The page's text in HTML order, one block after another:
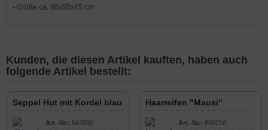
- Größe ca. 80x55x45 cm
Kunden, die diesen Artikel kauften, haben auch
folgende Artikel bestellt:
Seppel Hut mit Kordel blau-weiß
Art.-Nr.: 542830
Haarreifen "Mausi"
Art.-Nr.: 800210